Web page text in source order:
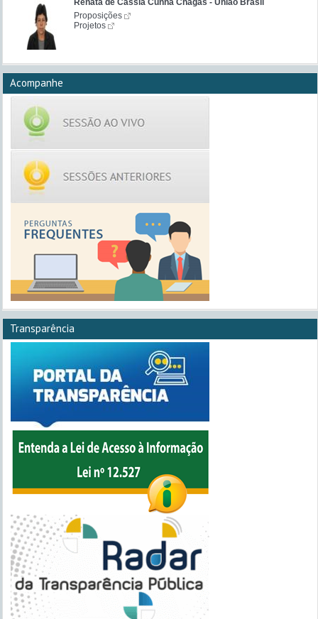
Renata de Cássia Cunha Chagas - União Brasil
Proposições
Projetos
Acompanhe
Transparência